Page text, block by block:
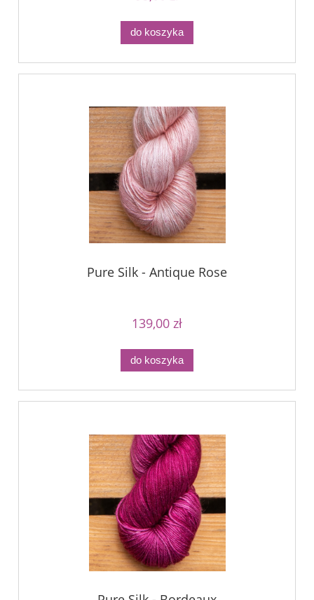
do koszyka
Pure Silk - Antique Rose
139,00 zł
do koszyka